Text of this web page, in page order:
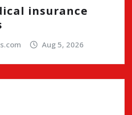
insurance
Aug 5, 2026